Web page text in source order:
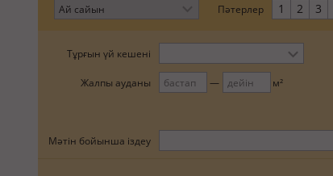
Пәтерлер 1 2 3
Тұрғын үй кешені
Жалпы ауданы
м²
Мәтін бойынша іздеу